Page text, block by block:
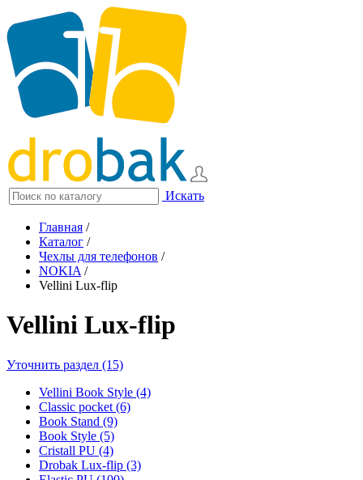
Искать
Главная /
Каталог /
Чехлы для телефонов /
NOKIA /
Vellini Lux-flip
Vellini Lux-flip
Уточнить раздел (15)
Vellini Book Style (4)
Classic pocket (6)
Book Stand (9)
Book Style (5)
Cristall PU (4)
Drobak Lux-flip (3)